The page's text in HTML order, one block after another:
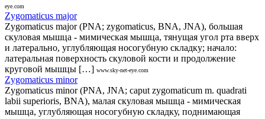
eye.com
Zygomaticus major
Zygomaticus major (PNA; zygomaticus, BNA, JNA), большая
скуловая мышца - мимическая мышца, тянущая угол рта вверх
и латерально, углубляющая носогубную складку; начало:
латеральная поверхность скуловой кости и продолжение
круговой мышцы […] www.sky-net-eye.com
Zygomaticus minor
Zygomaticus minor (PNA, JNA; caput zygomaticum m. quadrati
labii superioris, BNA), малая скуловая мышца - мимическая
мышца, углубляющая носогубную складку, поднимающая